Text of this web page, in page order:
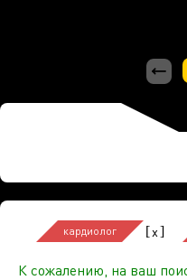
кардиолог [x]
К сожалению, на ваш